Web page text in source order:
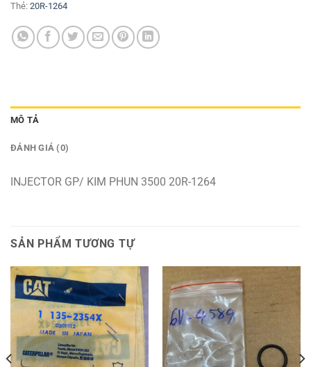
Thẻ: 20R-1264
MÔ TẢ
ĐÁNH GIÁ (0)
INJECTOR GP/ KIM PHUN 3500 20R-1264
SẢN PHẨM TƯƠNG TỰ